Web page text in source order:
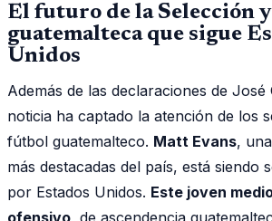
El futuro de la Selección
guatemalteca que sigue
Unidos
Además de las declaraciones de
noticia ha captado la atención de los
fútbol guatemalteco. Matt Evans,
más destacadas del país, está siendo
por Estados Unidos. Este joven
ofensivo, de ascendencia